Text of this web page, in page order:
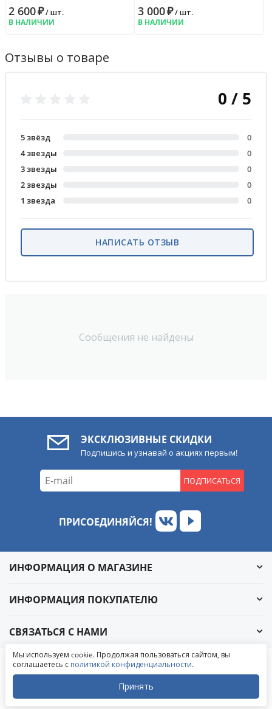
2 600₽/ шт.
В НАЛИЧИИ
3 000₽/ шт.
В НАЛИЧИИ
Отзывы о товаре
Сообщения не найдены
0 / 5
5 звёзд
0
4 звезды
0
3 звезды
0
2 звезды
0
1 звезда
0
НАПИСАТЬ ОТЗЫВ
ЭКСКЛЮЗИВНЫЕ СКИДКИ
Подпишись и узнавай о акциях первым!
ПОДПИСАТЬСЯ
ПРИСОЕДИНЯЙСЯ!
ИНФОРМАЦИЯ О МАГАЗИНЕ
ИНФОРМАЦИЯ ПОКУПАТЕЛЮ
СВЯЗАТЬСЯ С НАМИ
© 2004-2026 «УралАвтоСаунд»
Написать в ВКонтакте
Написать в MAX
Мы используем cookie. Продолжая пользоваться сайтом, вы
соглашаетесь с политикой конфиденциальности.
Принять